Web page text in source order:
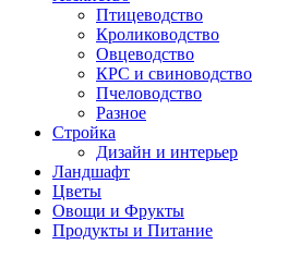
Птицеводство
Кролиководство
Овцеводство
КРС и свиноводство
Пчеловодство
Разное
Стройка
Дизайн и интерьер
Ландшафт
Цветы
Овощи и Фрукты
Продукты и Питание